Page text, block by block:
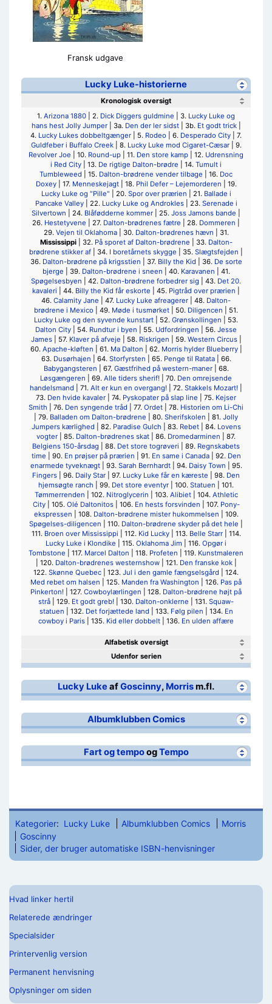
Fransk udgave
Lucky Luke-historierne
Kronologisk oversigt
1. Arizona 1880 | 2. Dick Diggers guldmine | 3. Lucky Luke og
hans hest Jolly Jumper| 3a. Den der ler sidst| 3b. Et godt trick|
4. Lucky Lukes dobbeltgænger | 5. Rodeo | 6. Desperado City | 7.
Guldfeber i Buffalo Creek| 8. Lucky Luke mod Cigaret-Cæsar| 9.
Revolver Joe | 10. Round-up | 11. Den store kamp | 12. Udrensning
i Red City | 13. De rigtige Dalton-brødre | 14. Tumult i
Tumbleweed | 15. Dalton-brødrene vender tilbage | 16. Doc
Doxey| 17. Menneskejagt| 18. Phil Defer – Lejemorderen | 19.
Lucky Luke og "Pille" | 20. Spor over prærien | 21. Ballade i
Pancake Valley| 22. Lucky Luke og Androkles| 23. Serenade i
Silvertown | 24. Blåfødderne kommer | 25. Joss Jamons bande
26. Hestetyvene | 27. Dalton-brødrenes fætre | 28. Dommeren
29. Vejen til Oklahoma| 30. Dalton-brødrenes hævn | 31.
Mississippi| 32. På sporet af Dalton-brødrene | 33. Dalton-
brødrene stikker af | 34. I boretårnets skygge | 35. Slægtsfejden
36. Dalton-brødrene på krigsstien | 37. Billy the Kid | 36. De sorte
bjerge | 39. Dalton-brødrene i sneen | 40. Karavanen | 41.
Spøgelsesbyen | 42. Dalton-brødrene forbedrer sig | 43. Det 20.
kavaleri | 44. Billy the Kid får eskorte | 45. Pigtråd over prærien
46. Calamity Jane | 47. Lucky Luke afreagerer | 48. Dalton-
brødrene i Mexico | 49. Møde i tusmørket | 50. Diligencen | 51.
Lucky Luke og den syvende kunstart | 52. Grønskollingen | 53.
Dalton City | 54. Rundtur i byen | 55. Udfordringen | 56. Jesse
James| 57. Klaver på afveje | 58. Riskrigen | 59. Western Circus|
60. Apache-kløften | 61. Ma Dalton | 62. Morris hylder Blueberry|
63. Dusørhajen | 64. Storfyrsten | 65. Penge til Ratata| 66.
Babygangsteren | 67. Gæstfrihed på western-maner| 68.
Løsgængeren | 69. Alle tiders sherif! | 70. Den omrejsende
handelsmand | 71. Alt er kun en overgang! | 72. Stakkels Mozart!
73. Den hvide kavaler | 74. Pyskopater på slap line | 75. Kejser
Smith | 76. Den syngende tråd | 77. Ordet | 78. Historien om Li-Chi
| 79. Balladen om Dalton-brødrene | 80. Sherifskolen | 81. Jolly
Jumpers kærlighed | 82. Paradise Gulch | 83. Rebet| 84. Lovens
vogter | 85. Dalton-brødrenes skat | 86. Dromedarminen | 87.
Belgiens 150-årsdag | 88. Det store togrøveri | 89. Regnskabets
time | 90. En prøjser på prærien | 91. En same i Canada| 92. Den
enarmede tyveknægt| 93. Sarah Bernhardt| 94. Daisy Town | 95.
Fingers | 96. Daily Star | 97. Lucky Luke får en kæreste | 98. Den
hjemsøgte ranch | 99. Det store eventyr | 100. Statuen | 101.
Tømmerrenden | 102. Nitroglycerin | 103. Alibiet| 104. Athletic
City| 105. Olé Daltonitos| 106. En hests forsvinden | 107. Pony-
ekspressen | 108. Dalton-brødrene mister hukommelsen | 109.
Spøgelses-diligencen | 110. Dalton-brødrene skyder på det hele
111. Broen over Mississippi | 112. Kid Lucky| 113. Belle Starr| 114.
Lucky Luke i Klondike | 115. Oklahoma Jim | 116. Opgør i
Tombstone | 117. Marcel Dalton | 118. Profeten | 119. Kunstmaleren
| 120. Dalton-brødrenes westernshow| 121. Den franske kok|
122. Skønne Quebec | 123. Jul i den gamle fængselsgård | 124.
Med rebet om halsen | 125. Manden fra Washington | 126. Pas på
Pinkerton! | 127. Cowboylærlingen | 128. Dalton-brødrene højt på
strå | 129. Et godt greb! | 130. Dalton-onklerne | 131. Squaw-
statuen | 132. Det forjættede land | 133. Følg pilen | 134. En
cowboy i Paris | 135. Kid eller dobbelt | 136. En ulden affære
Alfabetisk oversigt
Udenfor serien
Lucky Luke afGoscinny, Morrism.fl.
Albumklubben Comics
Fart og tempoogTempo
Kategorier: Lucky Luke Albumklubben Comics
Morris
Goscinny
Sider, der bruger automatiske ISBN-henvisninger
Hvad linker hertil
Relaterede ændringer
Specialsider
Printervenlig version
Permanent henvisning
Oplysninger om siden